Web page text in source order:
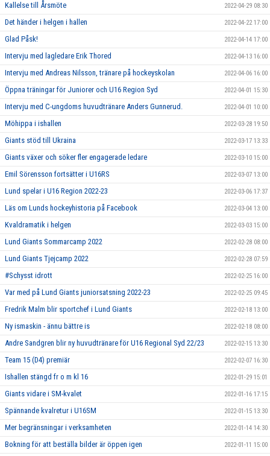
Kallelse till Årsmöte 2022-04-29 08:30
Det händer i helgen i hallen 2022-04-22 17:00
Glad Påsk! 2022-04-14 17:00
Intervju med lagledare Erik Thored 2022-04-13 16:00
Intervju med Andreas Nilsson, tränare på hockeyskolan 2022-04-06 16:00
Öppna träningar för Juniorer och U16 Region Syd 2022-04-01 15:30
Intervju med C-ungdoms huvudtränare Anders Gunnerud. 2022-04-01 10:00
Möhippa i ishallen 2022-03-28 19:50
Giants stöd till Ukraina 2022-03-17 13:33
Giants växer och söker fler engagerade ledare 2022-03-10 15:00
Emil Sörensson fortsätter i U16RS 2022-03-07 13:00
Lund spelar i U16 Region 2022-23 2022-03-06 17:37
Läs om Lunds hockeyhistoria på Facebook 2022-03-04 13:00
Kvaldramatik i helgen 2022-03-03 15:00
Lund Giants Sommarcamp 2022 2022-02-28 08:00
Lund Giants Tjejcamp 2022 2022-02-28 07:59
#Schysst idrott 2022-02-25 16:00
Var med på Lund Giants juniorsatsning 2022-23 2022-02-25 09:45
Fredrik Malm blir sportchef i Lund Giants 2022-02-18 13:00
Ny ismaskin - ännu bättre is 2022-02-18 08:00
Andre Sandgren blir ny huvudtränare för U16 Regional Syd 22/23 2022-02-15 13:30
Team 15 (D4) premiär 2022-02-07 16:30
Ishallen stängd fr o m kl 16 2022-01-29 15:01
Giants vidare i SM-kvalet 2022-01-16 17:15
Spännande kvalretur i U16SM 2022-01-15 13:30
Mer begränsningar i verksamheten 2022-01-14 14:30
Bokning för att beställa bilder är öppen igen 2022-01-11 15:00